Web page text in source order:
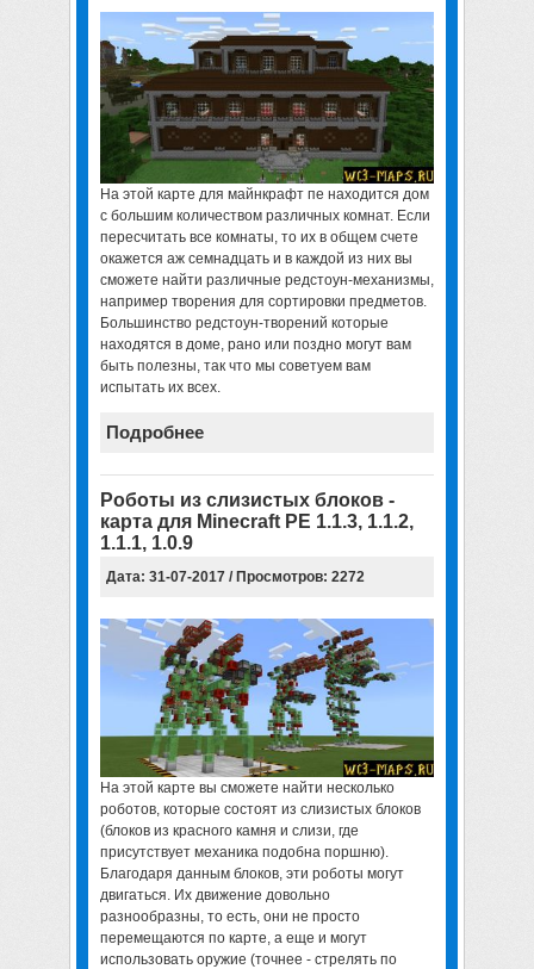
На этой карте для майнкрафт пе находится дом
с большим количеством различных комнат. Если
пересчитать все комнаты, то их в общем счете
окажется аж семнадцать и в каждой из них вы
сможете найти различные редстоун-механизмы,
например творения для сортировки предметов.
Большинство редстоун-творений которые
находятся в доме, рано или поздно могут вам
быть полезны, так что мы советуем вам
испытать их всех.
Подробнее
Роботы из слизистых блоков -
карта для Minecraft PE 1.1.3, 1.1.2,
1.1.1, 1.0.9
Дата: 31-07-2017 / Просмотров: 2272
На этой карте вы сможете найти несколько
роботов, которые состоят из слизистых блоков
(блоков из красного камня и слизи, где
присутствует механика подобна поршню).
Благодаря данным блоков, эти роботы могут
двигаться. Их движение довольно
разнообразны, то есть, они не просто
перемещаются по карте, а еще и могут
использовать оружие (точнее - стрелять по